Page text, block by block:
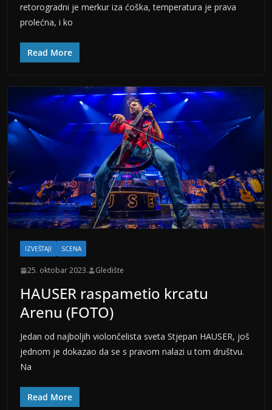
retorogradni je merkur iza ćoška, temperatura je prava
prolećna, i ko
Read More
IZVEŠTAJI SCENA
25. oktobar 2023. Gledište
HAUSER raspametio krcatu
Arenu (FOTO)
Jedan od najboljih violončelista sveta Stjepan HAUSER, još
jednom je dokazao da se s pravom nalazi u tom društvu.
Na
Read More